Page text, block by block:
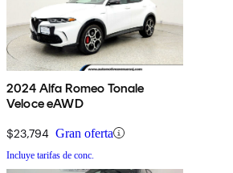
2024 Alfa Romeo Tonale
Veloce eAWD
$23,794 Gran oferta
Incluye tarifas de conc.